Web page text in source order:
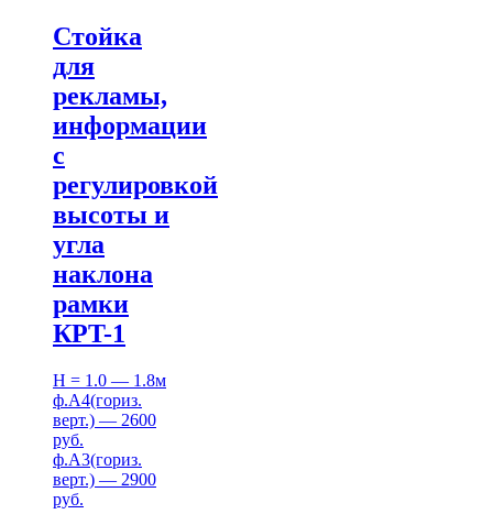
Стойка
для
рекламы,
информации
с
регулировкой
высоты и
угла
наклона
рамки
КРT-1
H = 1.0 — 1.8м
ф.А4(гориз.
верт.) — 2600
руб.
ф.А3(гориз.
верт.) — 2900
руб.